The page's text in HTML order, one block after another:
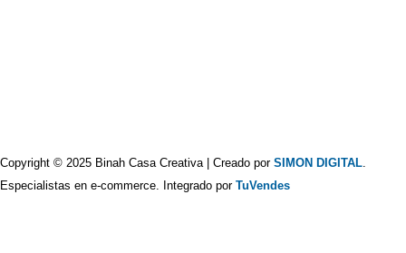
Copyright © 2025 Binah Casa Creativa | Creado por SIMON DIGITAL
Especialistas en e-commerce. Integrado porTuVendes